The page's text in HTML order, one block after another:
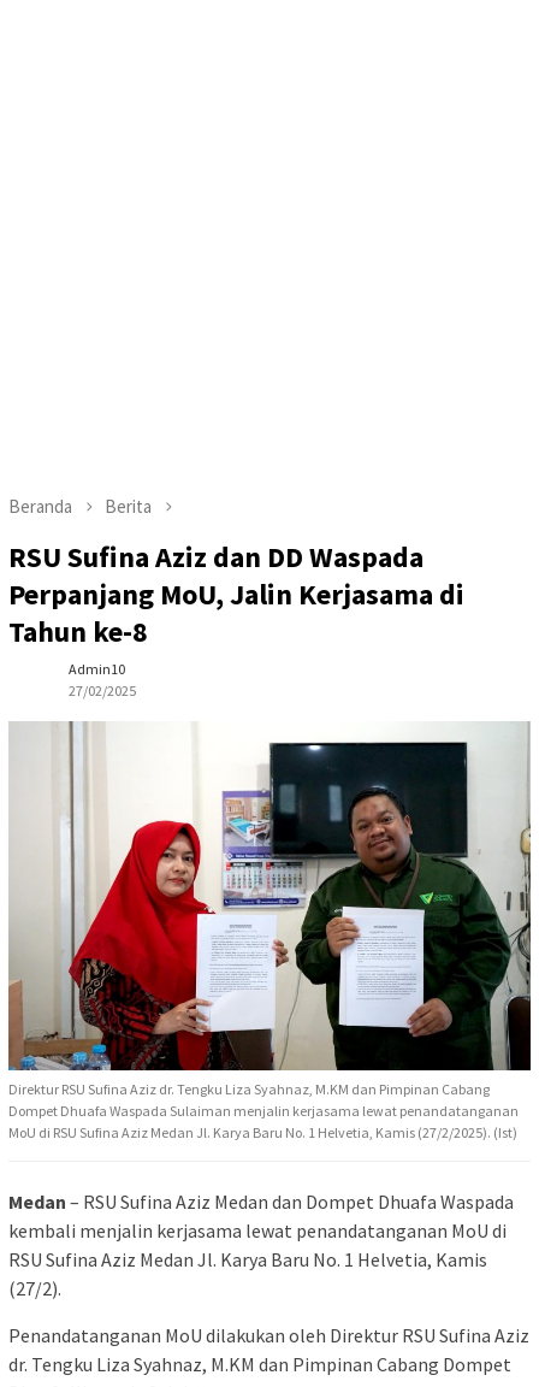
Beranda Berita
RSU Sufina Aziz dan DD Waspada
Perpanjang MoU, Jalin Kerjasama di
Tahun ke-8
Admin10
27/02/2025
Direktur RSU Sufina Aziz dr. Tengku Liza Syahnaz, M.KM dan Pimpinan Cabang
Dompet Dhuafa Waspada Sulaiman menjalin kerjasama lewat penandatanganan
MoU di RSU Sufina Aziz Medan Jl. Karya Baru No. 1 Helvetia, Kamis (27/2/2025). (Ist)
Medan – RSU Sufina Aziz Medan dan Dompet Dhuafa Waspada
kembali menjalin kerjasama lewat penandatanganan MoU di
RSU Sufina Aziz Medan Jl. Karya Baru No. 1 Helvetia, Kamis
(27/2).
Penandatanganan MoU dilakukan oleh Direktur RSU Sufina Aziz
dr. Tengku Liza Syahnaz, M.KM dan Pimpinan Cabang Dompet